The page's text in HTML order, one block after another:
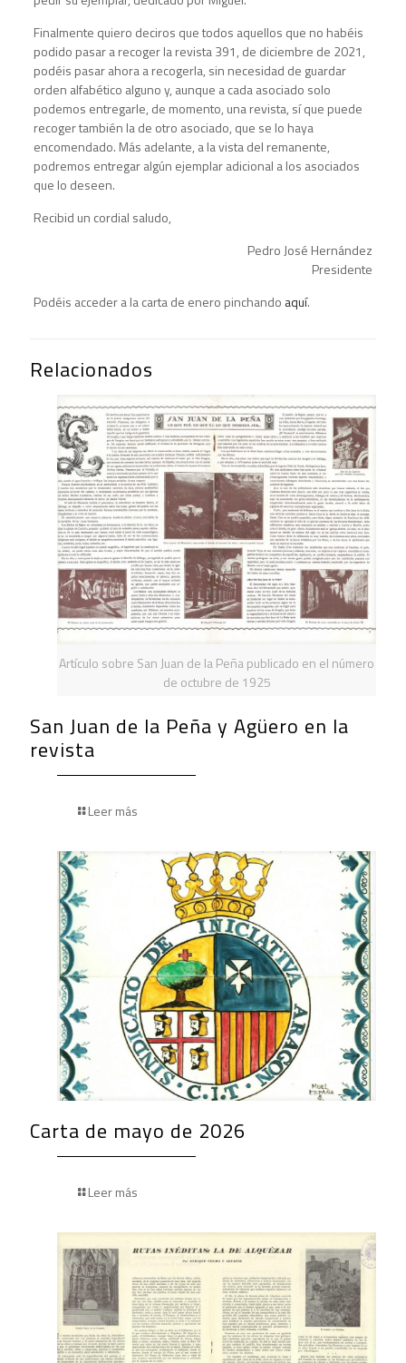
Finalmente quiero deciros que todos aquellos que no habéis
podido pasar a recoger la revista 391, de diciembre de 2021,
podéis pasar ahora a recogerla, sin necesidad de guardar
orden alfabético alguno y, aunque a cada asociado solo
podemos entregarle, de momento, una revista, sí que puede
recoger también la de otro asociado, que se lo haya
encomendado. Más adelante, a la vista del remanente,
podremos entregar algún ejemplar adicional a los asociados
que lo deseen.
Recibid un cordial saludo,
Pedro José Hernández
Presidente
Podéis acceder a la carta de enero pinchando aquí.
Relacionados
Artículo sobre San Juan de la Peña publicado en el número
de octubre de 1925
San Juan de la Peña y Agüero en la
revista
Leer más
Carta de mayo de 2026
Leer más